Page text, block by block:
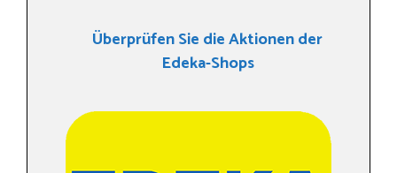
Überprüfen Sie die Aktionen der
Edeka-Shops